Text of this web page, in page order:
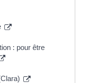
: pour être